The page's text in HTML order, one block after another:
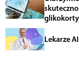
Lekarze